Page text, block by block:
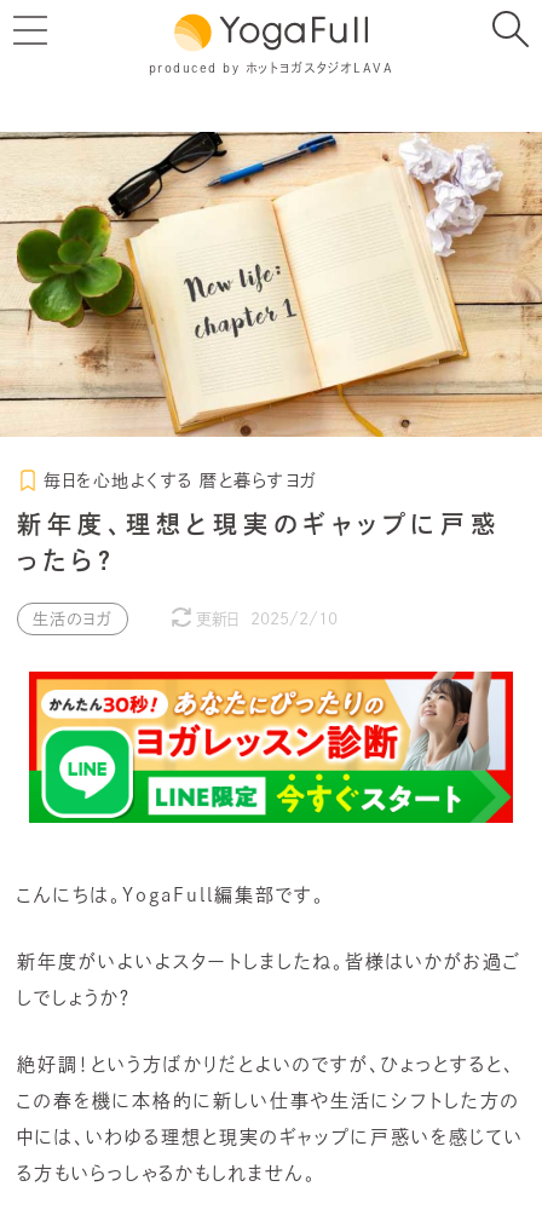
produced by ホットヨガスタジオLAVA
毎日を心地よくする 暦と暮らすヨガ
新年度、理想と現実のギャップに戸惑
ったら？
生活のヨガ 更新日 2025/2/10
こんにちは。YogaFull編集部です。
新年度がいよいよスタートしましたね。皆様はいかがお過ご
しでしょうか？
絶好調！という方ばかりだとよいのですが、ひょっとすると、
この春を機に本格的に新しい仕事や生活にシフトした方の
中には、いわゆる理想と現実のギャップに戸惑いを感じてい
る方もいらっしゃるかもしれません。